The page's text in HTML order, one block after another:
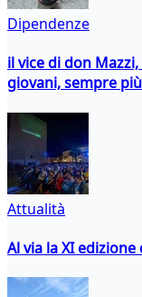
Dipendenze
il vice di don
giovani, sempre
Attualità
Al via la XI